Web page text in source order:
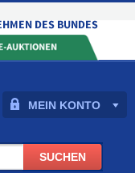
MEIN KONTO